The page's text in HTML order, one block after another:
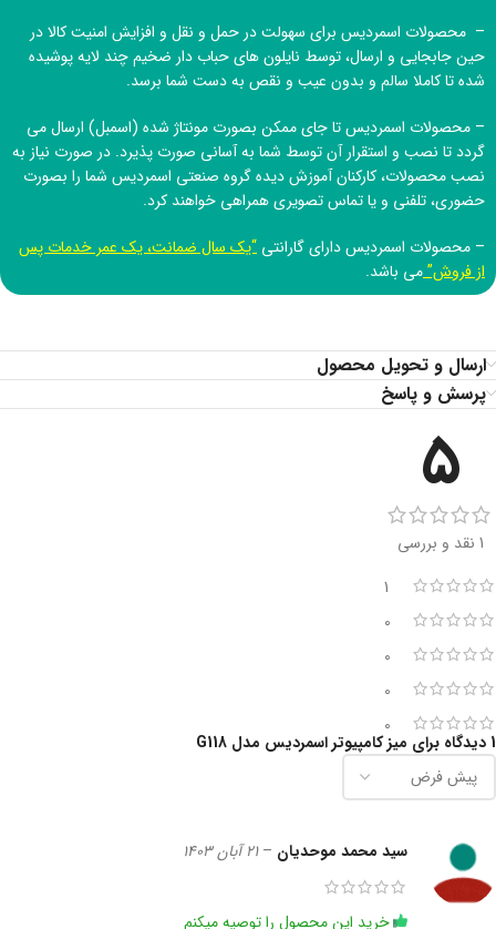
– محصولات اسمردیس برای سهولت در حمل و نقل و افزایش امنیت کالا در
حین جابجایی و ارسال، توسط نایلون های حباب دار ضخیم چند لایه پوشیده
شده تا کاملا سالم و بدون عیب و نقص به دست شما برسد.
– محصولات اسمردیس تا جای ممکن بصورت مونتاژ شده (اسمبل) ارسال می
گردد تا نصب و استقرار آن توسط شما به آسانی صورت پذیرد. در صورت نیاز به
نصب محصولات، کارکنان آموزش دیدهگروه صنعتی اسمردیس شما را بصورت
حضوری، تلفنی و یا تماس تصویری همراهی خواهند کرد.
– محصولات اسمردیس دارای گارانتی “یک سال ضمانت، یک عمر خدمات پس
از فروش”می باشد.
ارسال و تحویل محصول
پرسش و پاسخ
5
1 نقد و بررسی
1
0
0
0
0
1 دیدگاه برای میز کامپیوتر اسمردیس مدل G118
سید محمد موحدیان – 21 آبان 1403
خرید این محصول را توصیه میکنم